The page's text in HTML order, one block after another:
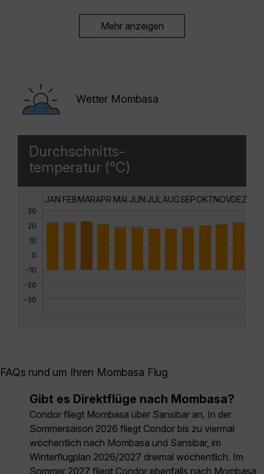
Mehr anzeigen
Wetter Mombasa
Durchschnitts-
temperatur (°C)
30
20
10
0
-10
-20
-30
JAN FEBMÄRAPR MAI JUN JUL AUGSEPOKTNOVDEZ
FAQs rund um Ihren Mombasa Flug
Gibt es Direktflüge nach Mombasa?
Condor fliegt Mombasa über Sansibar an. In der
Sommersaison 2026 fliegt Condor bis zu viermal
wöchentlich nach Mombasa und Sansibar, im
Winterflugplan 2026/2027 dreimal wöchentlich. Im
Sommer 2027 fliegt Condor ebenfalls nach Mombasa